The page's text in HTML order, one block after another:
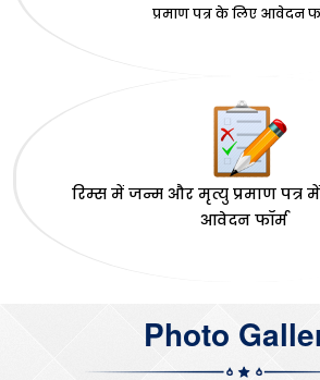
प्रमाण पत्र के लिए आवेदन
रिम्स में जन्म और मृत्यु प्रमाण पत्र
आवेदन फॉर्म
Photo